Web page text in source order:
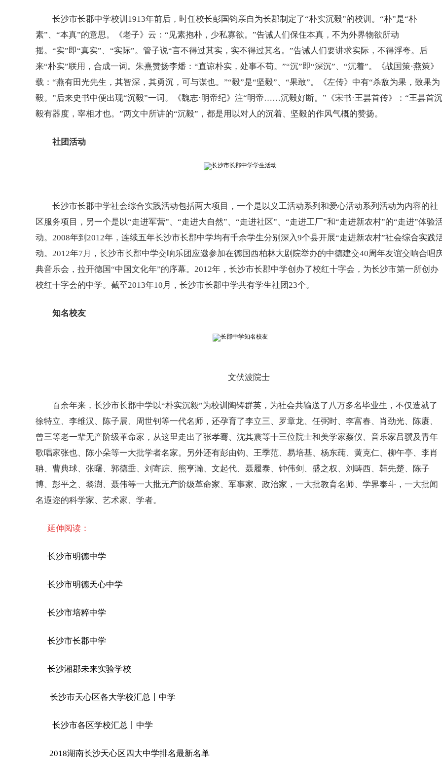
长沙市长郡中学校训1913年前后，时任校长彭国钧亲自为长郡制定了“朴实沉毅”的校训。“朴”是“朴
素”、“本真”的意思。《老子》云：“见素抱朴，少私寡欲。”告诫人们保住本真，不为外界物欲所动
摇。“实”即“真实”、“实际”。管子说“言不得过其实，实不得过其名。”告诫人们要讲求实际，不得浮夸。后
来“朴实”联用，合成一词。朱熹赞扬李燔：“直谅朴实，处事不苟。”“沉”即“深沉”、“沉着”。《战国策·燕策》
载：“燕有田光先生，其智深，其勇沉，可与谋也。”“毅”是“坚毅”、“果敢”。《左传》中有“杀敌为果，致果为
毅。”后来史书中便出现“沉毅”一词。《魏志·明帝纪》注“明帝……沉毅好断。”《宋书·王昙首传》：“王昙首沉
毅有器度，宰相才也。”两文中所讲的“沉毅”，都是用以对人的沉着、坚毅的作风气概的赞扬。
社团活动
长沙市长郡中学社会综合实践活动包括两大项目，一个是以义工活动系列和爱心活动系列活动为内容的社
区服务项目，另一个是以“走进军营”、“走进大自然”、“走进社区”、“走进工厂”和“走进新农村”的“走进”体验
动。2008年到2012年，连续五年长沙市长郡中学均有千余学生分别深入9个县开展“走进新农村”社会综合实践
动。2012年7月，长沙市长郡中学交响乐团应邀参加在德国西柏林大剧院举办的中德建交40周年友谊交响合唱
典音乐会，拉开德国“中国文化年”的序幕。2012年，长沙市长郡中学创办了校红十字会，为长沙市第一所创办
校红十字会的中学。截至2013年10月，长沙市长郡中学共有学生社团23个。
知名校友
文伏波院士
百余年来，长沙市长郡中学以“朴实沉毅”为校训陶铸群英，为社会共输送了八万多名毕业生，不仅造就了
徐特立、李维汉、陈子展、周世钊等一代名师，还孕育了李立三、罗章龙、任弼时、李富春、肖劲光、陈赓、
曾三等老一辈无产阶级革命家，从这里走出了张孝骞、沈其震等十三位院士和美学家蔡仪、音乐家吕骥及青年
歌唱家张也、陈小朵等一大批学者名家。另外还有彭由钧、王季范、易培基、杨东莼、黄克仁、柳午亭、李肖
聃、曹典球、张曙、郭德垂、刘寄踪、熊亨瀚、文起代、聂履泰、钟伟剑、盛之权、刘畴西、韩先楚、陈子
博、彭平之、黎澍、聂伟等一大批无产阶级革命家、军事家、政治家，一大批教育名师、学界泰斗，一大批闻
名遐迩的科学家、艺术家、学者。
延伸阅读：
长沙市明德中学
长沙市明德天心中学
长沙市培粹中学
长沙市长郡中学
长沙湘郡未来实验学校
长沙市天心区各大学校汇总丨中学
长沙市各区学校汇总丨中学
2018湖南长沙天心区四大中学排名最新名单